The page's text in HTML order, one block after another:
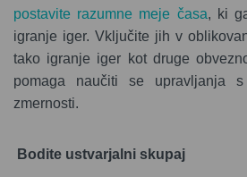
postavite razumne meje časa, ki
igranje iger. Vključite jih v
tako igranje iger kot druge
pomaga naučiti se upravljanja
zmernosti.
Bodite ustvarjalni skupaj